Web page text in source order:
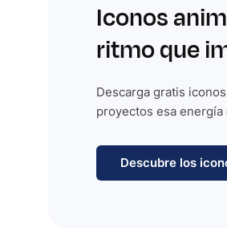
Iconos
ritmo que
Descarga gratis
proyectos esa
Descubre los